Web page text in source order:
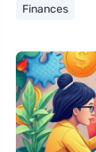
Finances